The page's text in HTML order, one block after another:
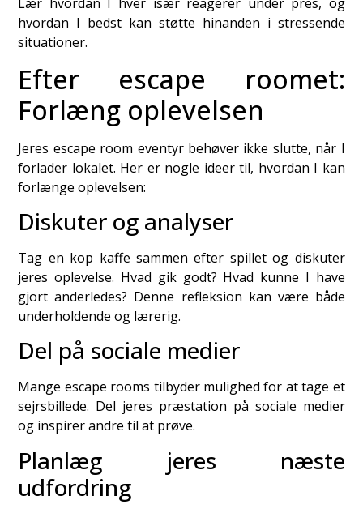
hvordan I bedst kan støtte hinanden i stressende
situationer.
Efter escape roomet:
Forlæng oplevelsen
Jeres escape room eventyr behøver ikke slutte, når I
forlader lokalet. Her er nogle ideer til, hvordan I kan
forlænge oplevelsen:
Diskuter og analyser
Tag en kop kaffe sammen efter spillet og diskuter
jeres oplevelse. Hvad gik godt? Hvad kunne I have
gjort anderledes? Denne refleksion kan være både
underholdende og lærerig.
Del på sociale medier
Mange escape rooms tilbyder mulighed for at tage et
sejrsbillede. Del jeres præstation på sociale medier
og inspirer andre til at prøve.
Planlæg jeres næste
udfordring